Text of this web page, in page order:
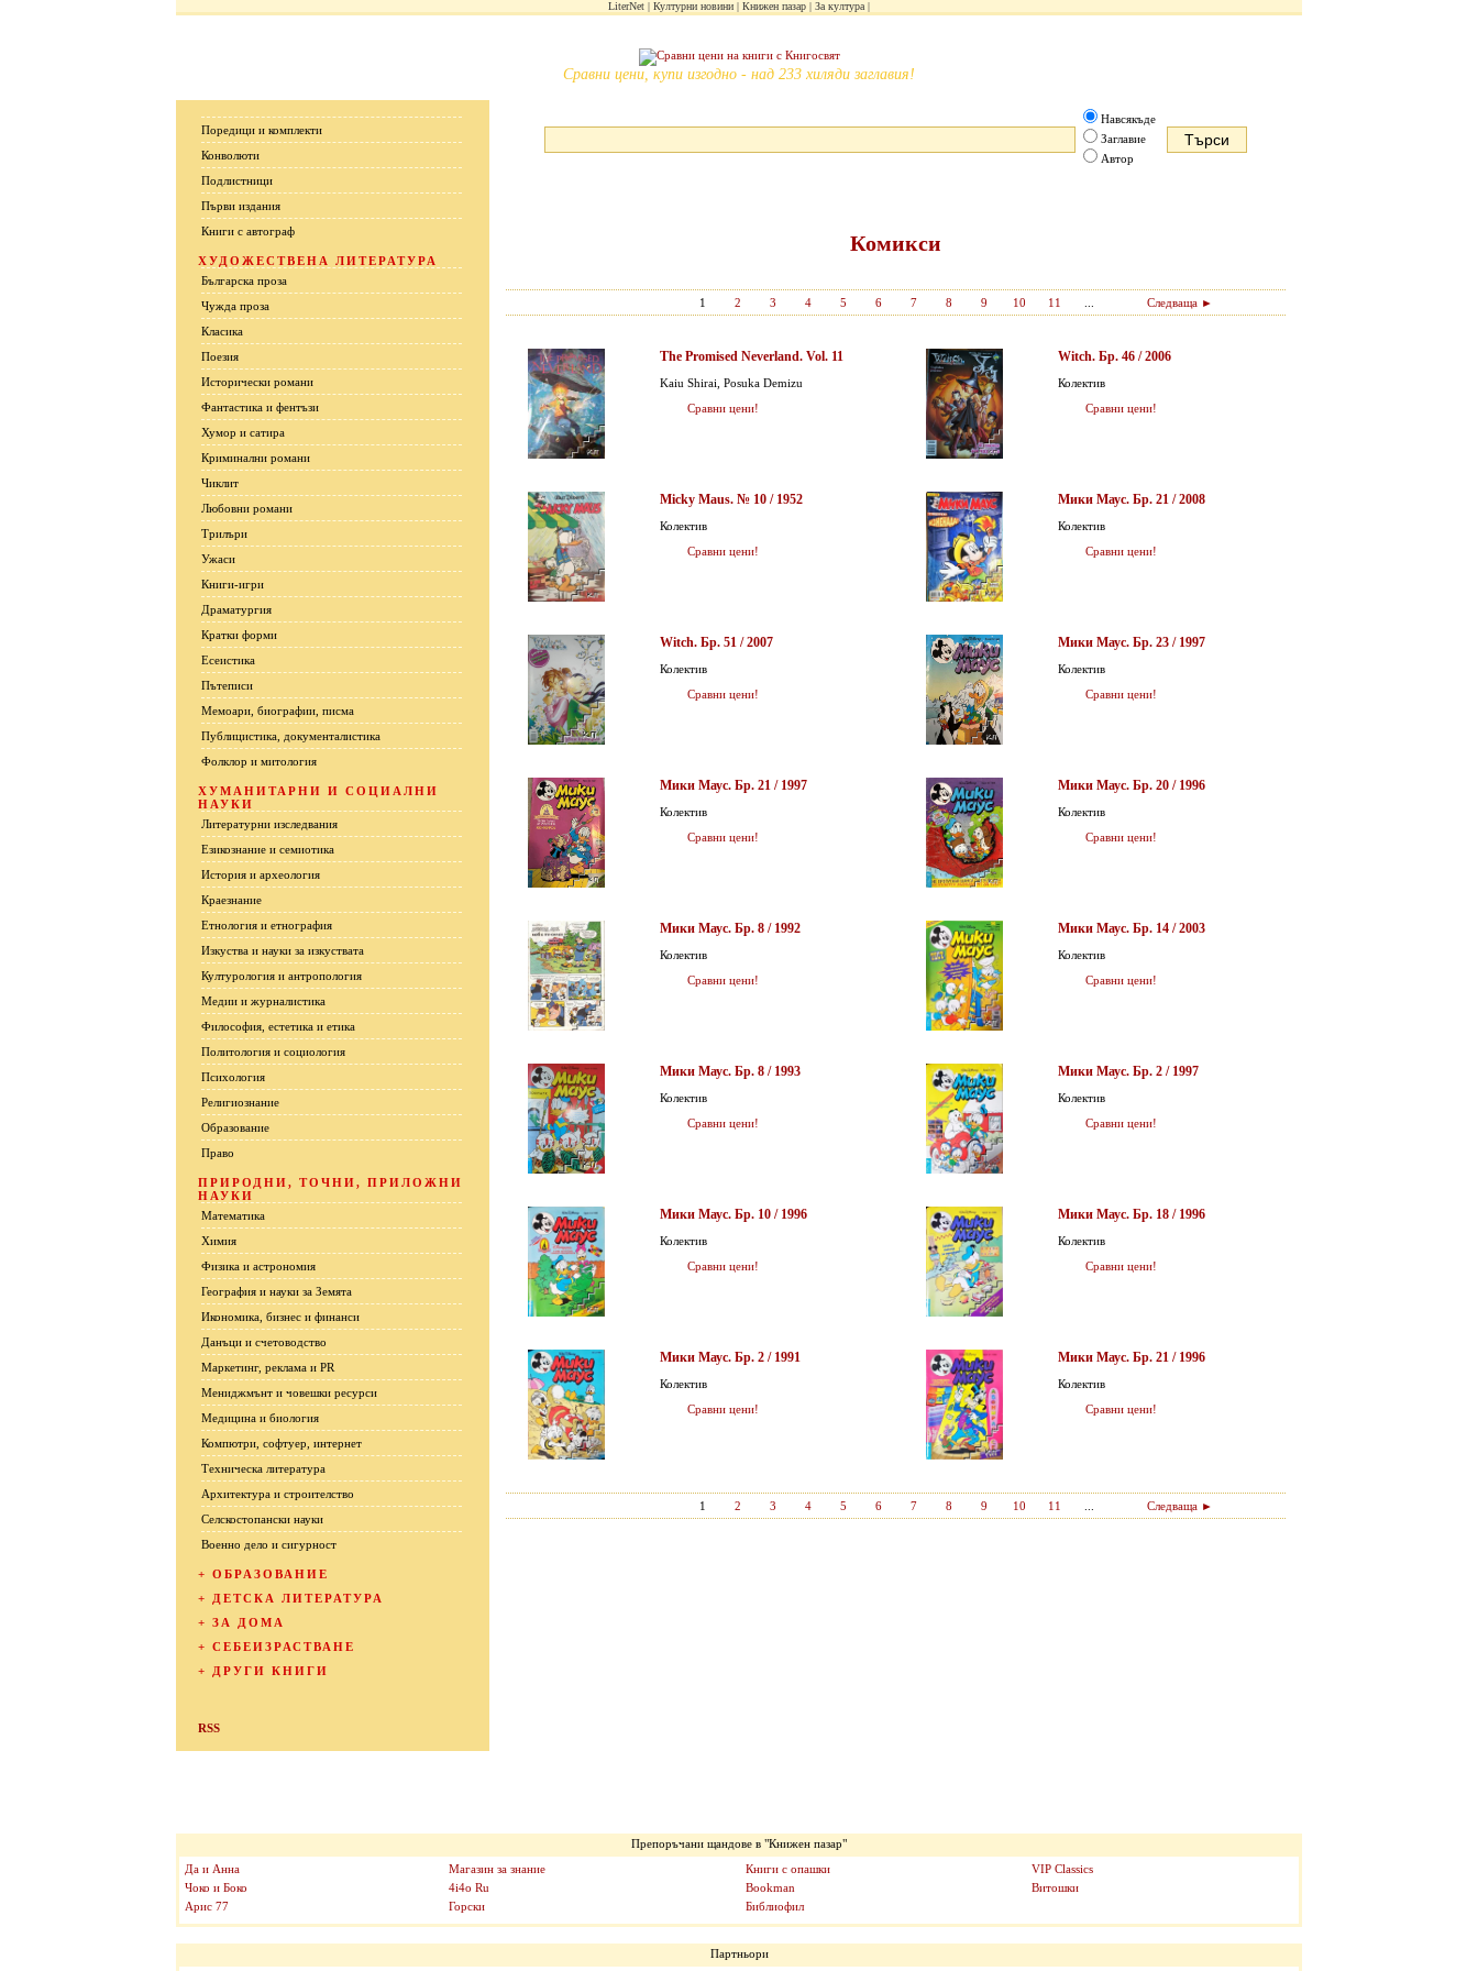
LiterNet Културни новини Книжен пазар За култура
Сравни цени, купи изгодно - над 233 хиляди заглавия!
Поредици и комплекти
Конволюти
Подлистници
Първи издания
Книги с автограф
ХУДОЖЕСТВЕНА ЛИТЕРАТУРА
Българска проза
Чужда проза
Класика
Поезия
Исторически романи
Фантастика и фентъзи
Хумор и сатира
Криминални романи
Чиклит
Любовни романи
Трилъри
Ужаси
Книги-игри
Драматургия
Кратки форми
Есеистика
Пътеписи
Мемоари, биографии, писма
Публицистика, документалистика
Фолклор и митология
ХУМАНИТАРНИ И СОЦИАЛНИ
НАУКИ
Литературни изследвания
Езикознание и семиотика
История и археология
Краезнание
Етнология и етнография
Изкуства и науки за изкуствата
Културология и антропология
Медии и журналистика
Философия, естетика и етика
Политология и социология
Психология
Религиознание
Образование
Право
ПРИРОДНИ, ТОЧНИ, ПРИЛОЖНИ
НАУКИ
Математика
Химия
Физика и астрономия
География и науки за Земята
Икономика, бизнес и финанси
Данъци и счетоводство
Маркетинг, реклама и PR
Мениджмънт и човешки ресурси
Медицина и биология
Компютри, софтуер, интернет
Техническа литература
Архитектура и строителство
Селскостопански науки
Военно дело и сигурност
+ ОБРАЗОВАНИЕ
+
ДЕТСКА ЛИТЕРАТУРА
+ ЗА ДОМА
+ СЕБЕИЗРАСТВАНЕ
+
ДРУГИ КНИГИ
RSS
Навсякъде
Заглавие
Автор
Комикси
1 2 3 4 5 6 7 8 9 10 11 Следваща ►
The Promised Neverland. Vol. 11
Kaiu Shirai, Posuka Demizu
Сравни цени!
Witch. Бр. 46 / 2006
Колектив
Сравни цени!
Micky Maus. № 10 / 1952
Колектив
Сравни цени!
Мики Маус. Бр. 21 / 2008
Колектив
Сравни цени!
Witch. Бр. 51 / 2007
Колектив
Сравни цени!
Мики Маус. Бр. 23 / 1997
Колектив
Сравни цени!
Мики Маус. Бр. 21 / 1997
Колектив
Сравни цени!
Мики Маус. Бр. 20 / 1996
Колектив
Сравни цени!
Мики Маус. Бр. 8 / 1992
Колектив
Сравни цени!
Мики Маус. Бр. 14 / 2003
Колектив
Сравни цени!
Мики Маус. Бр. 8 / 1993
Колектив
Сравни цени!
Мики Маус. Бр. 2 / 1997
Колектив
Сравни цени!
Мики Маус. Бр. 10 / 1996
Колектив
Сравни цени!
Мики Маус. Бр. 18 / 1996
Колектив
Сравни цени!
Мики Маус. Бр. 2 / 1991
Колектив
Сравни цени!
Мики Маус. Бр. 21 / 1996
Колектив
Сравни цени!
1 2 3 4 5 6 7 8 9 10 11 Следваща ►
Препоръчани щандове в "Книжен пазар"
Да и Анна
Чоко и Боко
Арис 77
Магазин за знание
4i4o Ru
Горски
Книги с опашки
Bookman
Библиофил
VIP Classics
Витошки
Партньори